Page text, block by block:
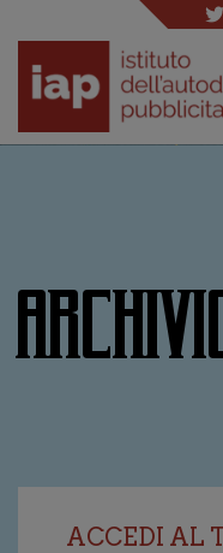
ACCEDI AL